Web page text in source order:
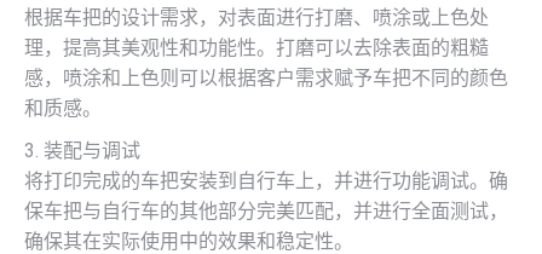
根据车把的设计需求，对表面进行打磨、喷涂或上色处
理，提高其美观性和功能性。打磨可以去除表面的粗糙
感，喷涂和上色则可以根据客户需求赋予车把不同的颜色
和质感。
3. 装配与调试
将打印完成的车把安装到自行车上，并进行功能调试。确
保车把与自行车的其他部分完美匹配，并进行全面测试，
确保其在实际使用中的效果和稳定性。